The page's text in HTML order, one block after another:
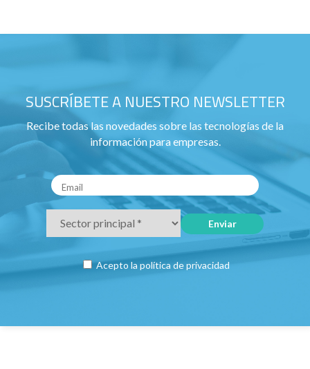
SUSCRÍBETE A NUESTRO NEWSLETTER
Recibe todas las novedades sobre las tecnologías de la
información para empresas.
Acepto la política de privacidad